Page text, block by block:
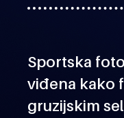
Sportska
viđena kako
gruzijskim